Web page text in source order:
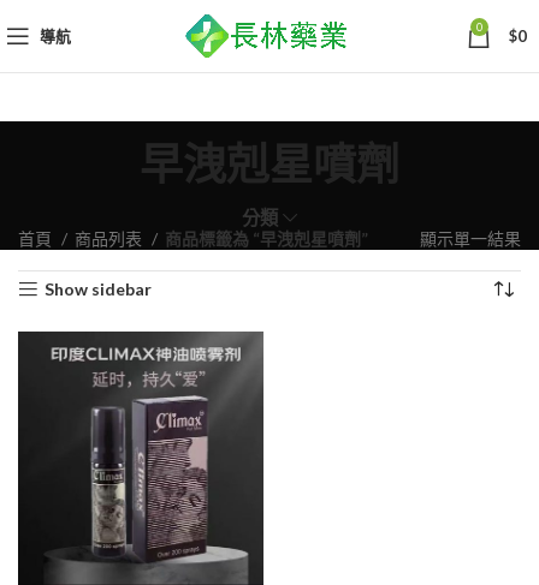
導航 0 $0
早洩剋星噴劑
分類
首頁 商品列表 商品標籤為 “早洩剋星噴劑” 顯示單一結果
Show sidebar